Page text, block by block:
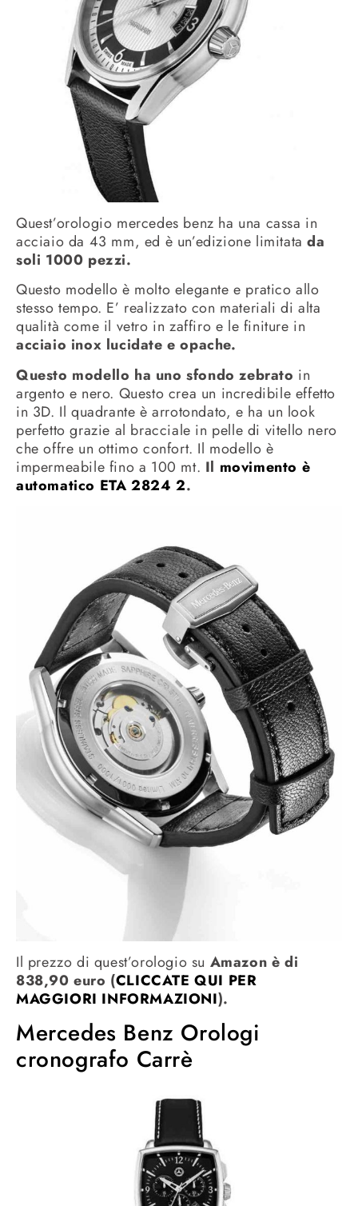
Quest’orologio mercedes benz ha una cassa in
acciaio da 43 mm, ed è un’edizione limitatada
soli 1000 pezzi.
Questo modello è molto elegante e pratico allo
stesso tempo. E’ realizzato con materiali di alta
qualità come il vetro in zaffiro e le finiture in
acciaio inox lucidate e opache.
Questo modello ha uno sfondo zebrato in
argento e nero. Questo crea un incredibile effetto
in 3D. Il quadrante è arrotondato, e ha un look
perfetto grazie al bracciale in pelle di vitello nero
che offre un ottimo confort. Il modello è
impermeabile fino a 100 mt. Il movimento è
automatico ETA 2824 2.
Il prezzo di quest’orologio su Amazon è di
838,90 euro (CLICCATE QUI PER
MAGGIORI INFORMAZIONI).
Mercedes Benz Orologi
cronografo Carrè